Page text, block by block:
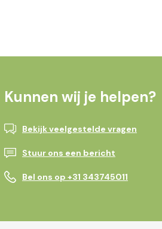
Kunnen wij je helpen?
Bekijk veelgestelde vragen
Stuur ons een bericht
Bel ons op +31 343745011